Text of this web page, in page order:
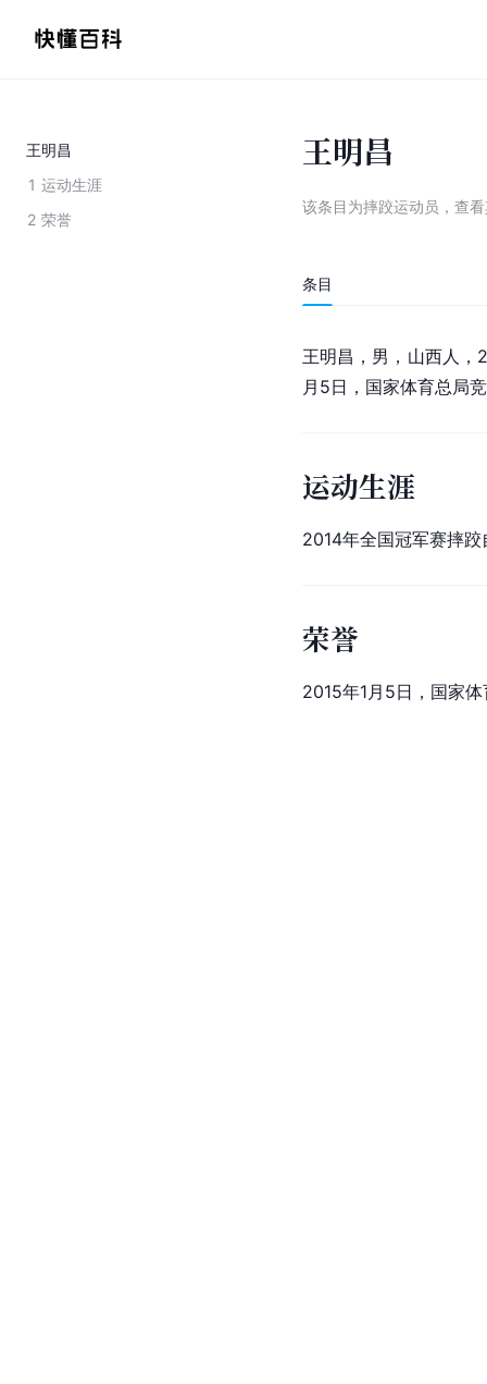
王明昌
1 运动生涯
2 荣誉
王明昌
该条目为摔跤运动员 ， 查看
条目
王明昌，男，山西人，
月5日， 国家体育总局
运动生涯
2014年全国冠军赛摔
荣誉
2015年1月5日，国家